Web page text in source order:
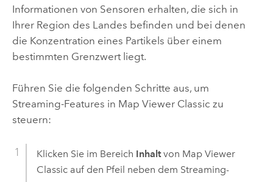
Informationen von Sensoren erhalten, die sich in
Ihrer Region des Landes befinden und bei denen
die Konzentration eines Partikels über einem
bestimmten Grenzwert liegt.
Führen Sie die folgenden Schritte aus, um
Streaming-Features in Map Viewer Classic zu
steuern:
Klicken Sie im Bereich Inhaltvon Map Viewer
Classicauf den Pfeil neben dem Streaming-